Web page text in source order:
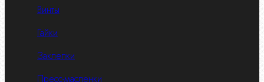
Винты
Гайки
Заклепки
Пресс-масленки